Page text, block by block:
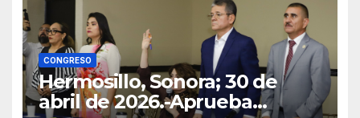
CONGRESO
Hermosillo, Sonora; 30 de
abril de 2026.-Aprueba